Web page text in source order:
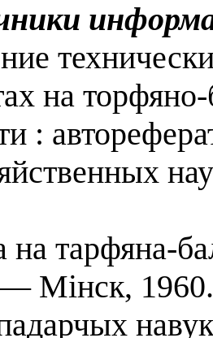
на
:
тарфяна-
Мінск,